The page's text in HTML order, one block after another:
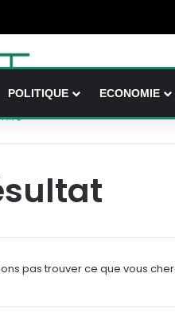
POLITIQUE ECONOMIE
pas trouver ce que vous